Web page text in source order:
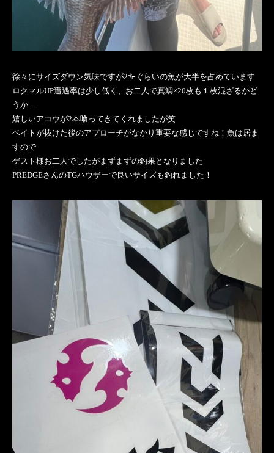
徐々にサイズダウン気味ですが2㌔ぐらいの魚が大半を占めています
ロクマルUP遭遇率は少し低く、お二人で真鯛×20枚も１枚混ざるかど
うか…
嬉しいアコウが2本喰ってきてくれましたが笑
ベイトが抜けた後のアプローチがなかり重要な感じですね！魚は居ま
すので
ゲスト様お二人でしたがまずまずの釣果となりました
PREDGEさんのTGハウザーで良いサイズも釣れました！